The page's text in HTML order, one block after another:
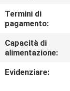
RICHIEDA
UNA
CITAZIONE
Termini di
pagamento:
Capacità di
alimentazione:
Evidenziare: